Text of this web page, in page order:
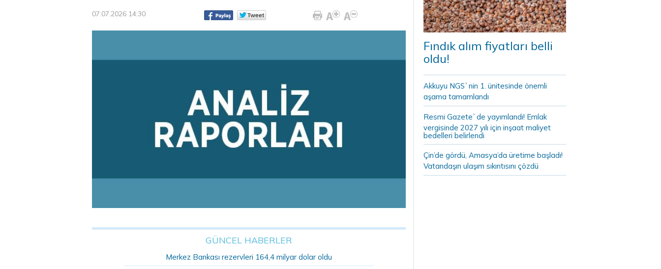
07.07.2026 14:30
GÜNCEL HABERLER
Merkez Bankası rezervleri 164,4 milyar dolar oldu
Fındık alım fiyatları belli
oldu!
Akkuyu NGS`nin 1. ünitesinde önemli
aşama tamamlandı
Resmi Gazete`de yayımlandı! Emlak
vergisinde 2027 yılı için inşaat maliyet
bedelleri belirlendi
Çin’de gördü, Amasya’da üretime başladı!
Vatandaşın ulaşım sıkıntısını çözdü